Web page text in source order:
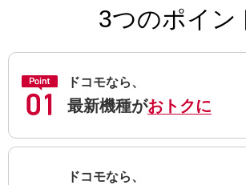
3つのポイン
ドコモなら、
最新機種がおトクに
ドコモなら、